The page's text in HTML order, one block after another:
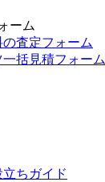
ーム
査定フォーム
括見積フォーム
ちガイド